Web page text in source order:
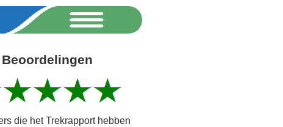
Beoordelingen
die het Trekrapport hebben